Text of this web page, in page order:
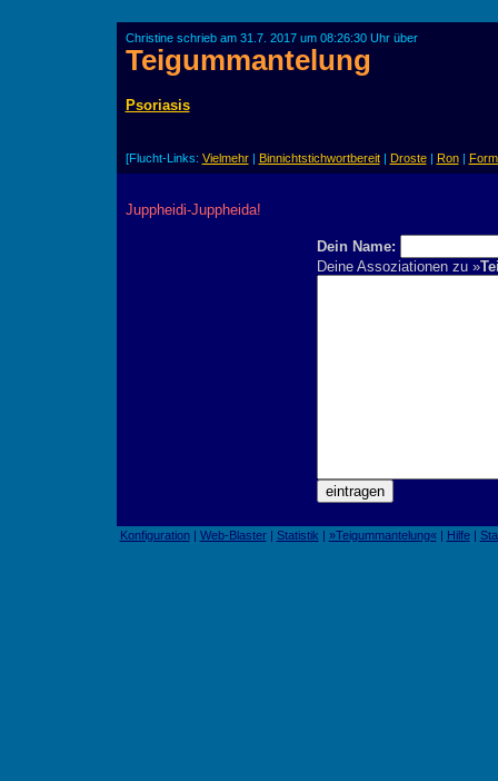
Christine schrieb am 31.7. 2017 um 08:26:30 Uhr über
Teigummantelung
Psoriasis
[Flucht-Links: Vielmehr| Binnichtstichwortbereit| Droste| Ron|
Juppheidi-Juppheida!
Dein Name:
Deine Assoziationen zu »
Konfiguration| Web-Blaster| Statistik | »Teigummantelung«| Hilfe|